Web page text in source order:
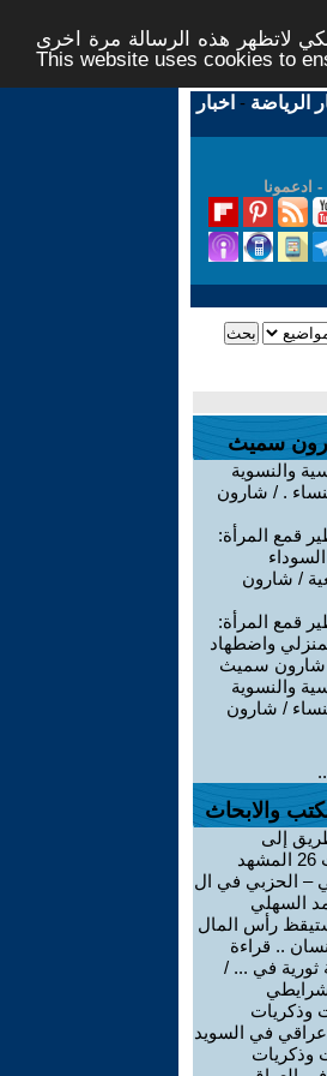
لاتظهر هذه الرسالة مرة اخرى -
This website uses cookies to
الرياضة - اخبار
- ادعمونا
سميث
والنسوية
. / شارون
قمع المرأة:
/ شارون
قمع المرأة:
واضطهاد
/ شارون سميث
والنسوية
/ شارون
والابحاث
إلى
الكنيست 26 المشهد
– الحزبي في ال
رأس المال
.. قراءة
ثورية في ... /
وذكريات
في السويد
وذكريات